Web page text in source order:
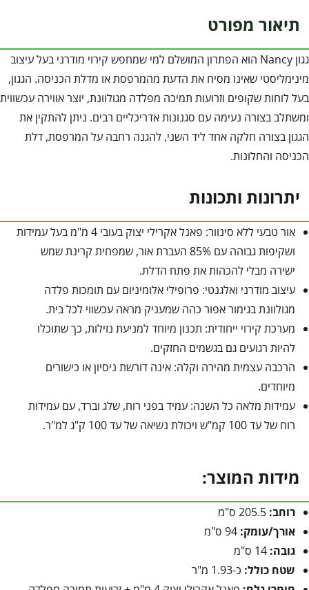
תיאור מפורט
גגון Nancy הוא הפתרון המושלם למי שמחפש קירוי מודרני בעל עיצוב
מינימליסטי שאינו מסיח את הדעת מהמרפסת או מדלת הכניסה. הגגון,
בעל לוחות שקופים וזרועות תמיכה מפלדה מגולוונת, יוצר אווירה עכשווית
ומשתלב בצורה נעימה עם סגנונות אדריכליים רבים. ניתן להתקין את
הגגון בצורה חלקה אחד ליד השני, להגנה רחבה על המרפסת, דלת
הכניסה והחלונות.
יתרונות ותכונות
אור טבעי ללא סינוור: פאנל אקרילי יצוק בעובי 4 מ"מ בעל עמידות
ושקיפות גבוהה עם 85% העברת אור, שמפחית קרינת שמש
ישירה מבלי להכהות את פתח הדלת.
עיצוב מודרני ואלגנטי: פרופילי אלומיניום עם תומכות פלדה
מגולוונת בגימור אפור כהה שמעניק מראה עכשווי לכל בית.
מערכת קירוי ייחודית: תכנון מיוחד למניעת נזילות, כך שתוכלו
להיות רגועים גם בגשמים החזקים.
הרכבה עצמית מהירה וקלה: אינה דורשת ניסיון או כישורים
מיוחדים.
עמידות מלאה כל השנה: עמיד בפני רוח, שלג וברד, עם עמידות
רוח של עד 100 קמ"ש ויכולת נשיאה של עד 100 ק"ג למ"ר.
מידות המוצר:
רוחב:
אורך/עומק:
גובה:
שטח כולל: כ-1.93 מ"ר